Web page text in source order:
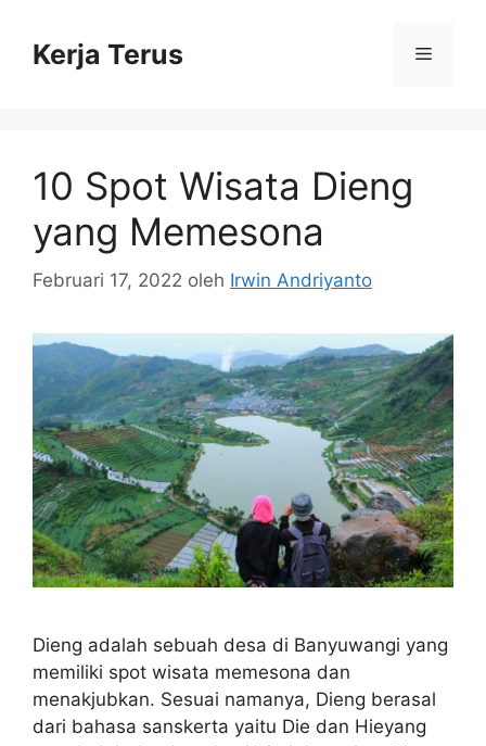
Kerja Terus Menu
10 Spot Wisata Dieng
yang Memesona
Februari 17, 2022 oleh Irwin Andriyanto
Dieng adalah sebuah desa di Banyuwangi yang
memiliki spot wisata memesona dan
menakjubkan. Sesuai namanya, Dieng berasal
dari bahasa sanskerta yaitu Die dan Hieyang